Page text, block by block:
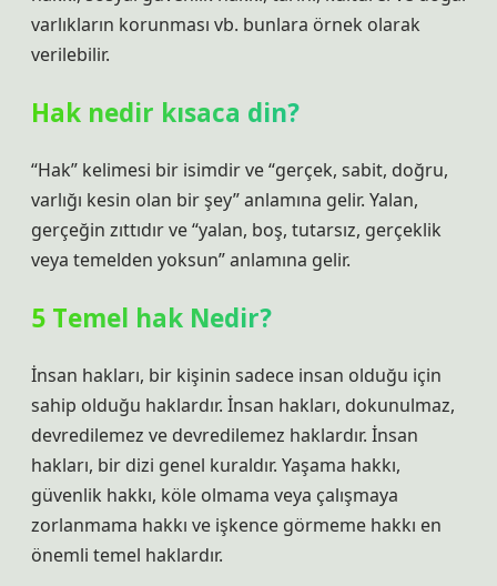
varlıkların korunması vb. bunlara örnek olarak
verilebilir.
Hak nedir kısaca din?
“Hak” kelimesi bir isimdir ve “gerçek, sabit, doğru,
varlığı kesin olan bir şey” anlamına gelir. Yalan,
gerçeğin zıttıdır ve “yalan, boş, tutarsız, gerçeklik
veya temelden yoksun” anlamına gelir.
5 Temel hak Nedir?
İnsan hakları, bir kişinin sadece insan olduğu için
sahip olduğu haklardır. İnsan hakları, dokunulmaz,
devredilemez ve devredilemez haklardır. İnsan
hakları, bir dizi genel kuraldır. Yaşama hakkı,
güvenlik hakkı, köle olmama veya çalışmaya
zorlanmama hakkı ve işkence görmeme hakkı en
önemli temel haklardır.